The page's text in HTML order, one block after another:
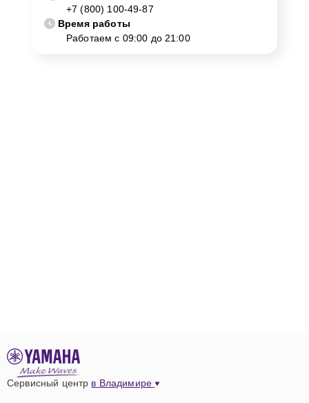
+7 (800) 100-49-87
Время работы
Работаем с 09:00 до 21:00
Сервисный центр в Владимире